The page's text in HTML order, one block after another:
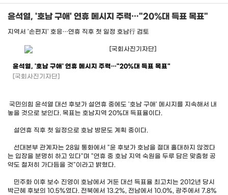
윤석열, '호남 구애' 연휴 메시지 주력…"20％대 득표 목표"
지역서 '손편지' 호응…연휴 직후 첫 일정 호남行 검토
윤석열, '호남 구애' 연휴 메시지 주력…"20％대 득표 목표"
[국회사진기자단]
국민의힘 윤석열 대선 후보가 설연휴 중에도 '호남 구애' 메시지를 지속해서 내
놓을 것으로 보인다. 목표는 호남지역 20%대 득표율이다.
설연휴 직후 첫 일정으로 호남 방문도 계획 중이다.
선대본부 관계자는 28일 통화에서 "윤 후보가 호남을 절대 홀대하지 않겠다
는 입장을 분명히 하고 있다"며 "연휴 중 호남 지역 숙원을 두루 담은 맞춤형 공
약도 철저히 가다듬을 것"이라고 밝혔다.
민주화 이후 보수 진영이 호남에서 거둔 대선 득표율 최고치는 2012년 당시
박근혜 후보의 10.5％였다. 전북에서 13.2％, 전남에서 10.0％, 광주에서 7.8％